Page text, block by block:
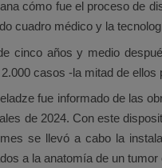
cómo fue el proceso de
cuadro médico y la
cinco años y medio
casos -la mitad de
fue informado de las
de 2024. Con este
se llevó a cabo la
a la anatomía de un